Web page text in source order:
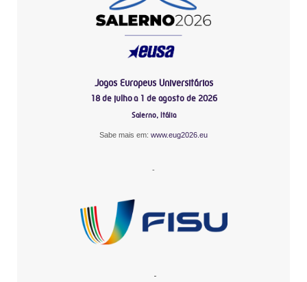
Jogos Europeus Universitários
18 de julho a 1 de agosto de 2026
Salerno, Itália
Sabe mais em: www.eug2026.eu
-
-